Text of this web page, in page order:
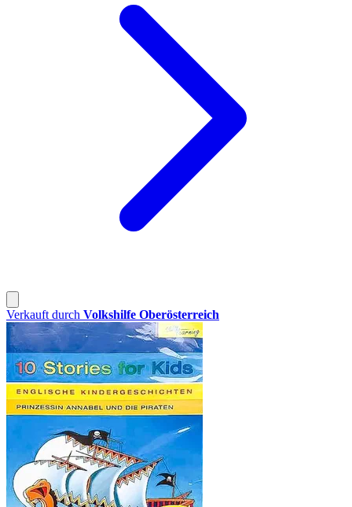
Verkauft durch Volkshilfe Oberösterreich